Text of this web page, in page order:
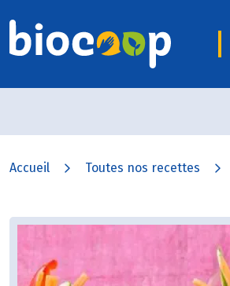
Accueil Toutes nos recettes